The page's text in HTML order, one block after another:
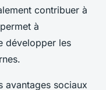
contribuer à
à
développer les
avantages sociaux